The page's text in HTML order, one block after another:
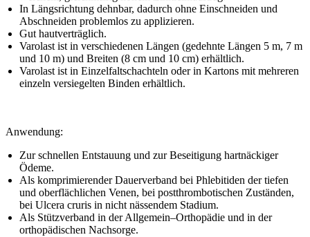
In Längsrichtung dehnbar, dadurch ohne Einschneiden und
Abschneiden problemlos zu applizieren.
Gut hautverträglich.
Varolast ist in verschiedenen Längen (gedehnte Längen 5 m, 7 m
und 10 m) und Breiten (8 cm und 10 cm) erhältlich.
Varolast ist in Einzelfaltschachteln oder in Kartons mit mehreren
einzeln versiegelten Binden erhältlich.
Anwendung:
Zur schnellen Entstauung und zur Beseitigung hartnäckiger
Ödeme.
Als komprimierender Dauerverband bei Phlebitiden der tiefen
und oberflächlichen Venen, bei postthrombotischen Zuständen,
bei Ulcera cruris in nicht nässendem Stadium.
Als Stützverband in der Allgemein–Orthopädie und in der
orthopädischen Nachsorge.